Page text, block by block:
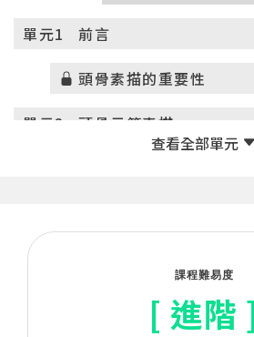
單元1 前言
頭骨素描的重要性
單元2 頭骨示範素描
課程難易度
[ 進階 ]